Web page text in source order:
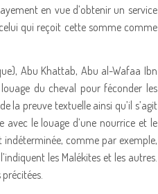
en vue d’obtenir un service
qui reçoit cette somme comme
Abu Khattab, Abu al-Wafaa Ibn
du cheval pour féconder les
la preuve textuelle ainsi qu’il s’agit
avec le louage d’une nourrice et le
indéterminée, comme par exemple,
les Malékites et les autres.
précitées.